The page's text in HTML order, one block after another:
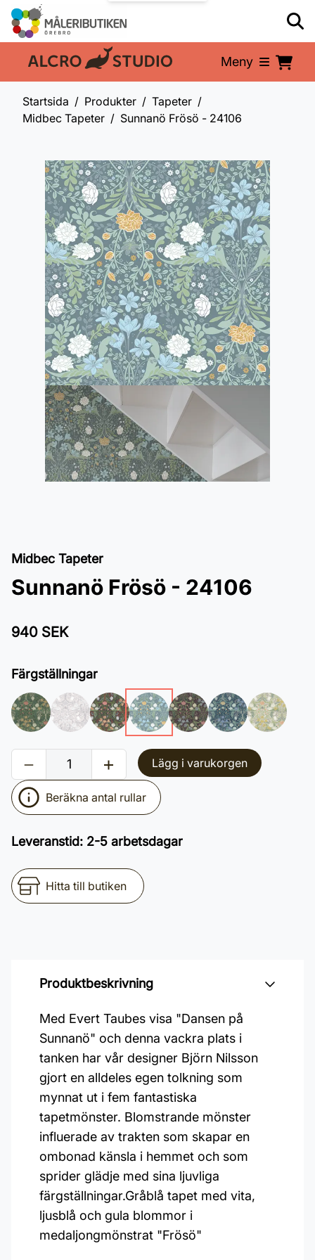
En del av: Meny
Startsida Produkter
Tapeter
Midbec Tapeter
Sunnanö Frösö - 24106
Midbec Tapeter
Sunnanö Frösö - 24106
940 SEK
Färgställningar
Lägg i varukorgen
Beräkna antal rullar
Leveranstid: 2-5 arbetsdagar
Hitta till butiken
Produktbeskrivning
Med Evert Taubes visa "Dansen på
Sunnanö" och denna vackra plats i
tanken har vår designer Björn Nilsson
gjort en alldeles egen tolkning som
mynnat ut i fem fantastiska
tapetmönster. Blomstrande mönster
influerade av trakten som skapar en
ombonad känsla i hemmet och som
sprider glädje med sina ljuvliga
färgställningar.Gråblå tapet med vita,
ljusblå och gula blommor i
medaljongmönstrat "Frösö"